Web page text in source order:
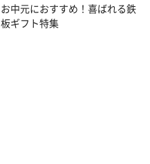
お中元におすすめ！喜ばれる鉄
板ギフト特集